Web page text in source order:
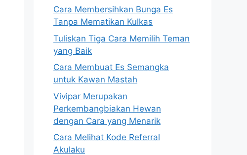
Cara Membersihkan Bunga Es
Tanpa Mematikan Kulkas
Tuliskan Tiga Cara Memilih Teman
yang Baik
Cara Membuat Es Semangka
untuk Kawan Mastah
Vivipar Merupakan
Perkembangbiakan Hewan
dengan Cara yang Menarik
Cara Melihat Kode Referral
Akulaku